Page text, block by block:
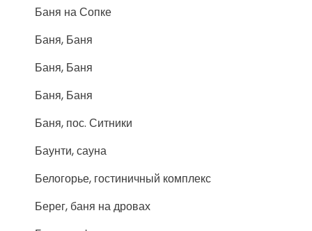
Баня на Сопке
Баня, Баня
Баня, Баня
Баня, Баня
Баня, пос. Ситники
Баунти, сауна
Белогорье, гостиничный комплекс
Берег, баня на дровах